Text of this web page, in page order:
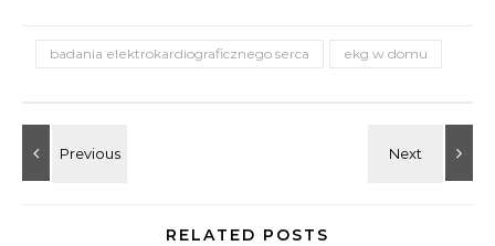
badania elektrokardiograficznego serca ekg w domu
RELATED POSTS